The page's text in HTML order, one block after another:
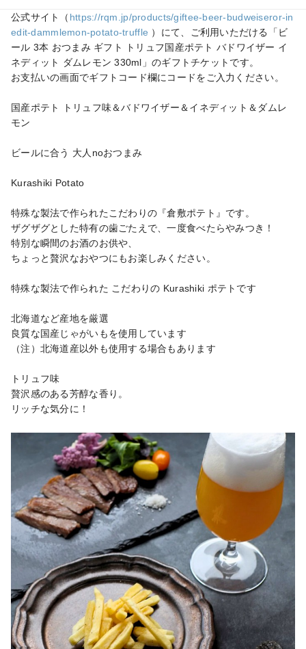
公式サイト（ https://rqm.jp/products/giftee-beer-budweiseror-in
edit-dammlemon-potato-truffle ）にて、ご利用いただける「ビ
ール 3本 おつまみ ギフト トリュフ国産ポテト バドワイザー イ
ネディット ダムレモン 330ml」のギフトチケットです。
お支払いの画面でギフトコード欄にコードをご入力ください。
国産ポテト トリュフ味＆バドワイザー＆イネディット＆ダムレ
モン
ビールに合う 大人noおつまみ
Kurashiki Potato
特殊な製法で作られたこだわりの『倉敷ポテト』です。
ザグザグとした特有の歯ごたえで、一度食べたらやみつき！
特別な瞬間のお酒のお供や、
ちょっと贅沢なおやつにもお楽しみください。
特殊な製法で作られた こだわりの Kurashiki ポテトです
北海道など産地を厳選
良質な国産じゃがいもを使用しています
（注）北海道産以外も使用する場合もあります
トリュフ味
贅沢感のある芳醇な香り。
リッチな気分に！